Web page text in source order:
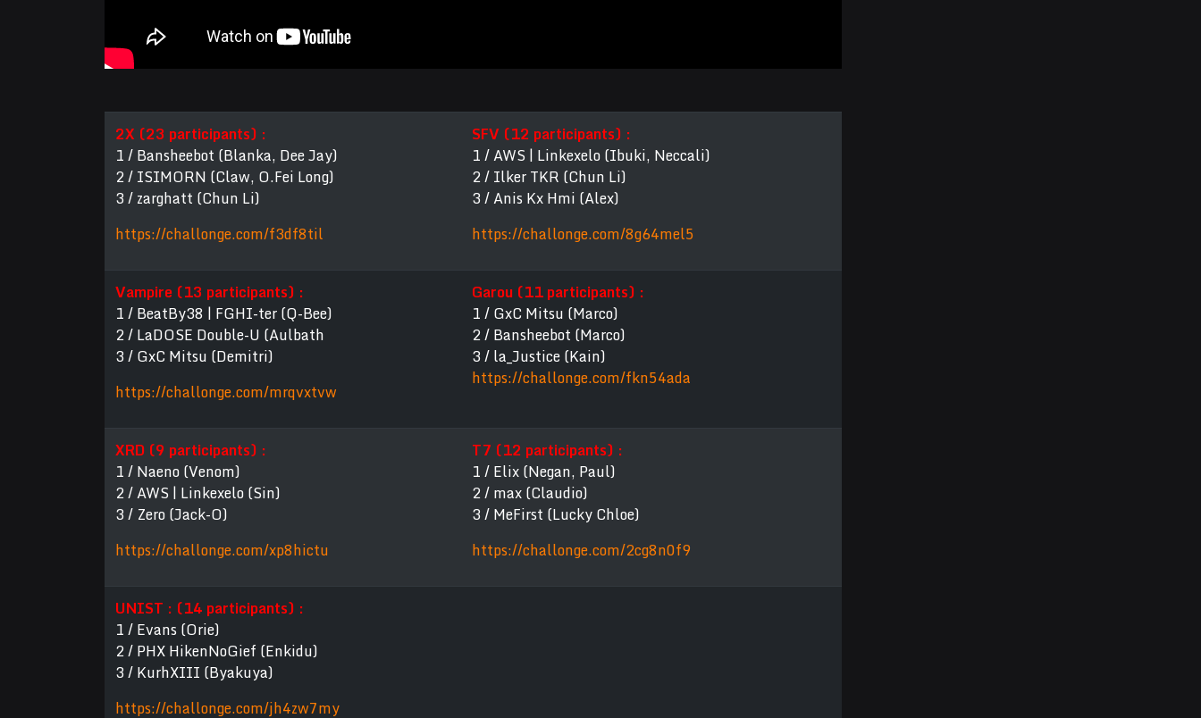
2X (23 participants) :
1 / Bansheebot (Blanka, Dee Jay)
2 / ISIMORN (Claw, O.Fei Long)
3 / zarghatt (Chun Li)
https://challonge.com/f3df8til
SFV (12 participants) :
1 / AWS | Linkexelo (Ibuki, Neccali)
2 / Ilker TKR (Chun Li)
3 / Anis Kx Hmi (Alex)
https://challonge.com/8g64mel5
Vampire (13 participants) :
1 / BeatBy38 | FGHI-ter (Q-Bee)
2 / LaDOSE Double-U (Aulbath
3 / GxC Mitsu (Demitri)
https://challonge.com/mrqvxtvw
Garou (11 participants) :
1 / GxC Mitsu (Marco)
2 / Bansheebot (Marco)
3 / la_Justice (Kain)
https://challonge.com/fkn54ada
XRD (9 participants) :
1 / Naeno (Venom)
2 / AWS | Linkexelo (Sin)
3 / Zero (Jack-O)
https://challonge.com/xp8hictu
T7 (12 participants) :
1 / Elix (Negan, Paul)
2 / max (Claudio)
3 / MeFirst (Lucky Chloe)
https://challonge.com/2cg8n0f9
UNIST : (14 participants) :
1 / Evans (Orie)
2 / PHX HikenNoGief (Enkidu)
3 / KurhXIII (Byakuya)
https://challonge.com/jh4zw7my